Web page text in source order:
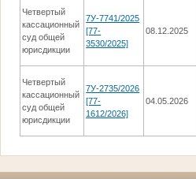
Четвертый
кассационный
суд общей
юрисдикции
7У-7741/2025
[77-
3530/2025]
08.12.2025
Четвертый
кассационный
суд общей
юрисдикции
7У-2735/2026
[77-
1612/2026]
04.05.2026